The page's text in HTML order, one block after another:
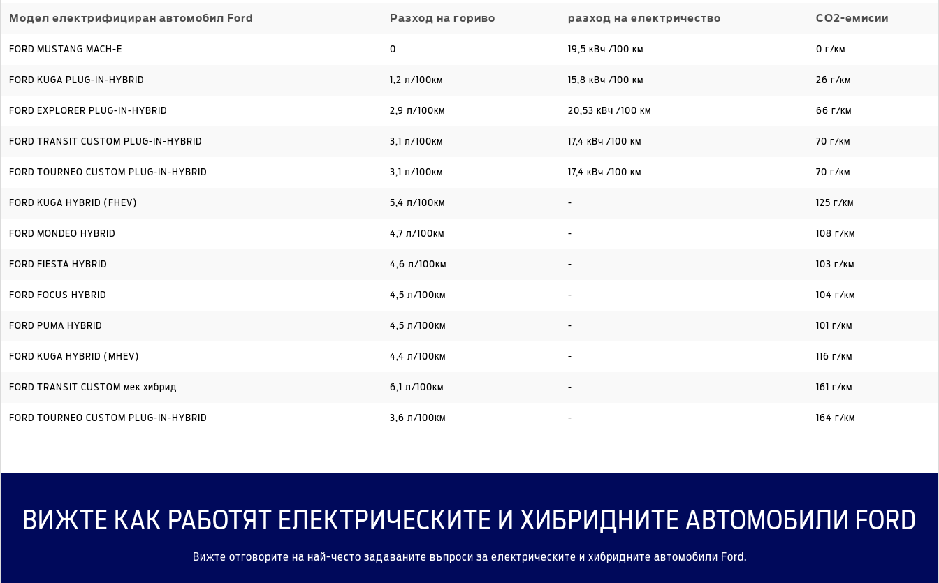
Модел електрифициран автомобил Ford Разход на гориво разход на електричество CO2-емисии
FORD MUSTANG MACH-E 0 19,5 кВч /100 км 0 г/км
FORD KUGA PLUG-IN-HYBRID 1,2 л/100км 15,8 кВч /100 км 26 г/км
FORD EXPLORER PLUG-IN-HYBRID 2,9 л/100км 20,53 кВч /100 км 66 г/км
FORD TRANSIT CUSTOM PLUG-IN-HYBRID 3,1 л/100км 17,4 кВч /100 км 70 г/км
FORD TOURNEO CUSTOM PLUG-IN-HYBRID 3,1 л/100км 17,4 кВч /100 км 70 г/км
FORD KUGA HYBRID (FHEV) 5,4 л/100км - 125 г/км
FORD MONDEO HYBRID 4,7 л/100км - 108 г/км
FORD FIESTA HYBRID 4,6 л/100км - 103 г/км
FORD FOCUS HYBRID 4,5 л/100км - 104 г/км
FORD PUMA HYBRID 4,5 л/100км - 101 г/км
FORD KUGA HYBRID (MHEV) 4,4 л/100км - 116 г/км
FORD TRANSIT CUSTOM мек хибрид 6,1 л/100км - 161 г/км
FORD TOURNEO CUSTOM PLUG-IN-HYBRID 3,6 л/100км - 164 г/км
ВИЖТЕ КАК РАБОТЯТ ЕЛЕКТРИЧЕСКИТЕ И ХИБРИДНИТЕ АВТОМОБИЛИ FORD
Вижте отговорите на най-често задаваните въпроси за електрическите и хибридните автомобили Ford.